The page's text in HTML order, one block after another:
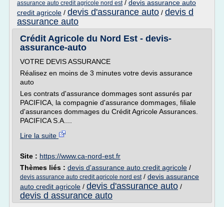
assurance auto credit agricole nord est/ devis assurance auto
credit agricole / devis d'assurance auto / devis d
assurance auto
Crédit Agricole du Nord Est - devis-
assurance-auto
VOTRE DEVIS ASSURANCE
Réalisez en moins de 3 minutes votre devis assurance
auto
Les contrats d'assurance dommages sont assurés par
PACIFICA, la compagnie d'assurance dommages, filiale
d'assurances dommages du Crédit Agricole Assurances.
PACIFICA S.A....
Lire la suite
Site : https://www.ca-nord-est.fr
Thèmes liés : devis d'assurance auto credit agricole /
devis assurance auto credit agricole nord est/ devis assurance
auto credit agricole / devis d'assurance auto /
devis d assurance auto